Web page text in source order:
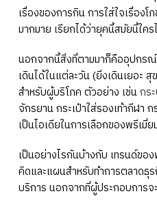
เรื่องของการกิน การใส่ใจเรื่อง
มากมาย เรียกได้ว่ายุคนี้สมัยนี้ใค
นอกจากนี้สิ่งที่ตามมาก็คืออุปกรณ์
เดินได้ในแต่ละวัน (ยิ่งเดินเยอะ
สำหรับผู้บริโภค ตัวอย่าง เช่นกร
จักรยาน กระเป๋าใส่รองเท้ากีฬา
เป็นไอเดียในการเลือกของพรีเมี่
เป็นอย่างไรกันบ้างกับ เทรนด์ขอ
คิดและแผนสำหรับทำการตลาดธุ
บริการ นอกจากที่ผู้ประกอบการ